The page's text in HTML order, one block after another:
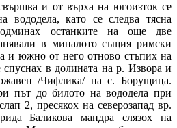
и от върха на югоизток се
вододела, като се следва тясна
останките на още две
в миналото същия римски
и южно от него отново стъпих на
в долината на р. Извора и
/Чифлика/ на с. Борущица.
път до билото на вододела при
2, пресякох на северозапад вр.
Баликова мандра слязох на